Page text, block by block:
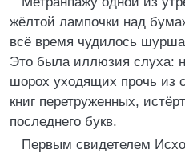
жёлтой лампочки над
всё время чудилось
Это была иллюзия слуха:
шорох уходящих прочь из
книг перетруженных,
последнего букв.
Первым свидетелем